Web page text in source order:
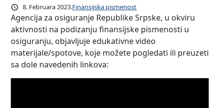
8. Februara 2023.Finansijska pismenost
Agencija za osiguranje Republike Srpske, u okviru
aktivnosti na podizanju finansijske pismenosti u
osiguranju, objavljuje edukativne video
materijale/spotove, koje možete pogledati ili preuzeti
sa dole navedenih linkova: